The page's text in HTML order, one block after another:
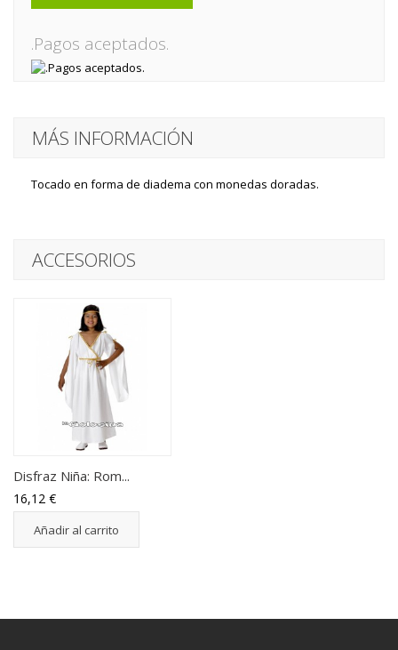
.Pagos aceptados.
MÁS INFORMACIÓN
Tocado en forma de diadema con monedas doradas.
ACCESORIOS
Disfraz Niña: Rom...
16,12 €
Añadir al carrito